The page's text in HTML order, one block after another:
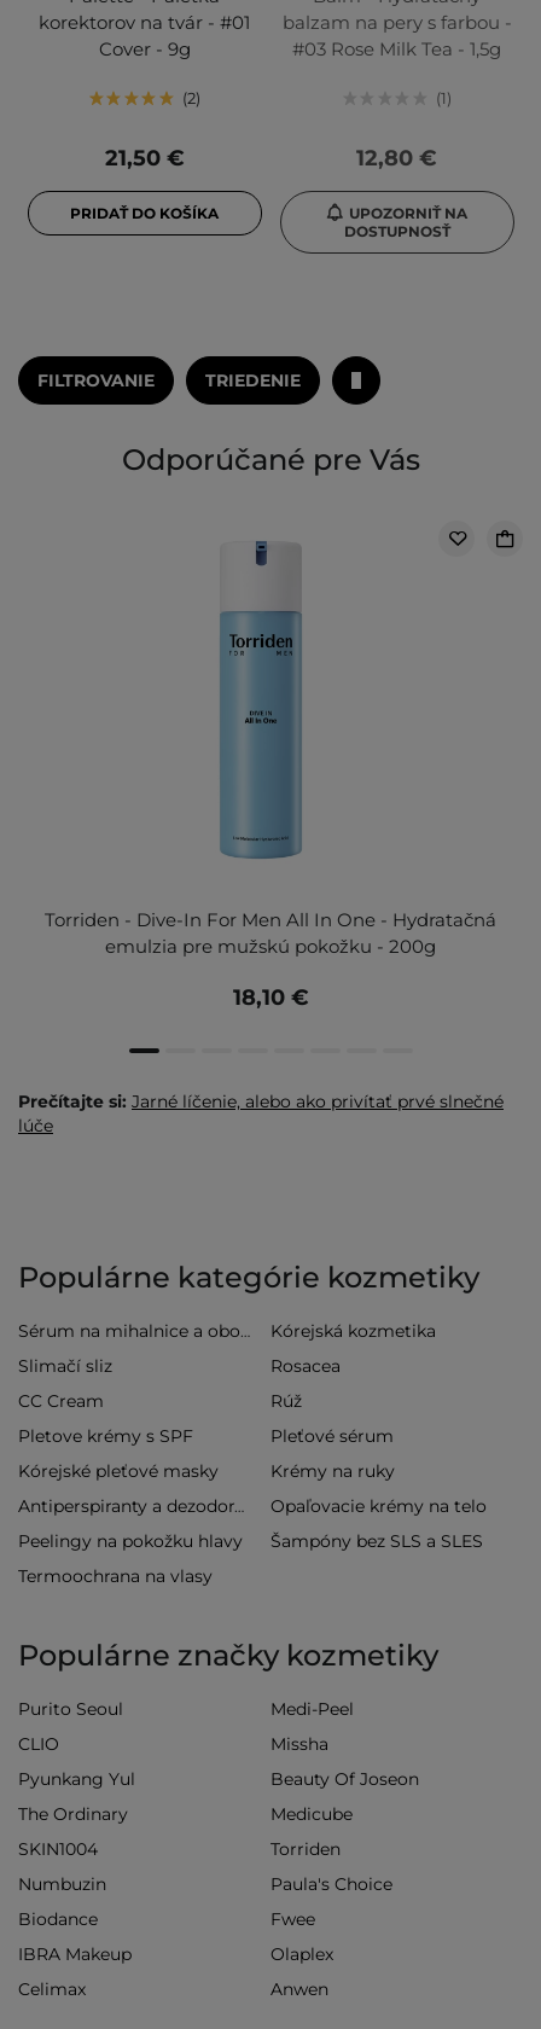
korektorov na tvár - #01
Cover - 9g
2
21,50 €
PRIDAŤ DO KOŠÍKA
balzam na pery s farbou -
#03 Rose Milk Tea - 1,5g
1
12,80 €
UPOZORNIŤ NA
DOSTUPNOSŤ
FILTROVANIE TRIEDENIE
Odporúčané pre Vás
Torriden - Dive-In For Men All In One - Hydratačná
emulzia pre mužskú pokožku - 200g
18,10 €
Prečítajte si: Jarné líčenie, alebo ako privítať prvé slnečné
lúče
Populárne kategórie kozmetiky
Sérum na mihalnice a obočie
Kórejská kozmetika
Slimačí sliz
Rosacea
CC Cream
Rúž
Pletove krémy s SPF
Pleťové sérum
Kórejské pleťové masky
Krémy na ruky
Antiperspiranty a dezodoranty
Opaľovacie krémy na telo
Peelingy na pokožku hlavy
Šampóny bez SLS a SLES
Termoochrana na vlasy
Populárne značky kozmetiky
Purito Seoul
Medi-Peel
CLIO
Missha
Pyunkang Yul
Beauty Of Joseon
The Ordinary
Medicube
SKIN1004
Torriden
Numbuzin
Paula's Choice
Biodance
Fwee
IBRA Makeup
Olaplex
Celimax
Anwen